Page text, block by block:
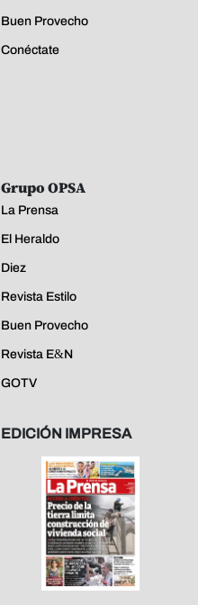
Buen Provecho
Conéctate
Grupo OPSA
La Prensa
El Heraldo
Diez
Revista Estilo
Buen Provecho
Revista E&N
GOTV
EDICIÓN IMPRESA